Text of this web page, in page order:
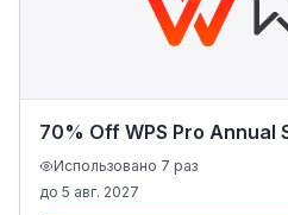
70% Off WPS Pro Annual
Использовано 7 раз
до 5 авг. 2027